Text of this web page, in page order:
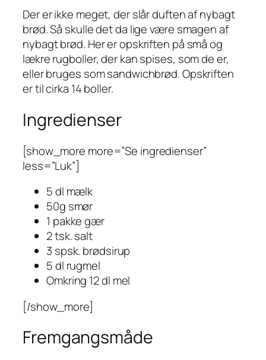
Der er ikke meget, der slår duften af nybagt
brød. Så skulle det da lige være smagen af
nybagt brød. Her er opskriften på små og
lækre rugboller, der kan spises, som de er,
eller bruges som sandwichbrød. Opskriften
er til cirka 14 boller.
Ingredienser
[show_more more=”Se ingredienser”
less=”Luk”]
5 dl mælk
50g smør
1 pakke gær
2 tsk. salt
3 spsk. brødsirup
5 dl rugmel
Omkring 12 dl mel
[/show_more]
Fremgangsmåde